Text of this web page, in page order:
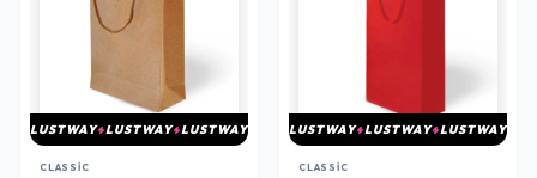
LUSTWAY LUSTWAY LUSTWAY
CLASSIC
LUSTWAY LUSTWAY LUSTWAY
CLASSIC